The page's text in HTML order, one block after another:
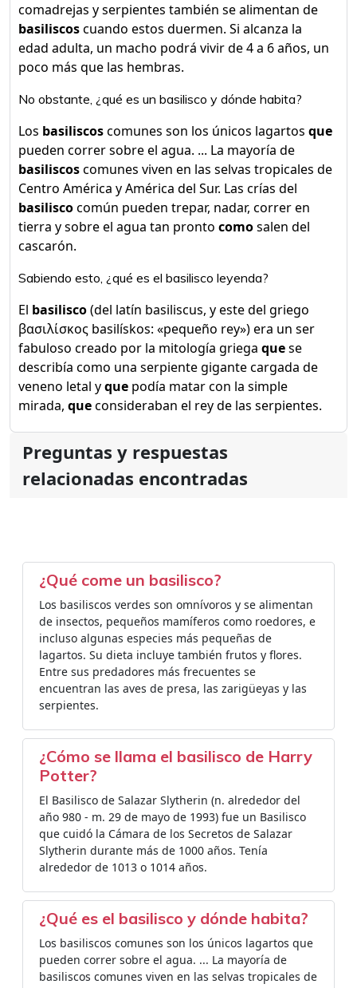
comadrejas y serpientes también se alimentan de
basiliscoscuando estos duermen. Si alcanza la
edad adulta, un macho podrá vivir de 4 a 6 años, un
poco más que las hembras.
No obstante, ¿qué es un basilisco y dónde habita?
Los basiliscoscomunes son los únicos lagartos que
pueden correr sobre el agua. ... La mayoría de
basiliscoscomunes viven en las selvas tropicales de
Centro América y América del Sur. Las crías del
basiliscocomún pueden trepar, nadar, correr en
tierra y sobre el agua tan pronto comosalen del
cascarón.
Sabiendo esto, ¿qué es el basilisco leyenda?
El basilisco​ (del latín basiliscus, y este del griego
βασιλίσκος basilískos: «pequeño rey») era un ser
fabuloso creado por la mitología griega quese
describía como una serpiente gigante cargada de
veneno letal yque podía matar con la simple
mirada, queconsideraban el rey de las serpientes.
Preguntas y respuestas
relacionadas encontradas
¿Qué come un basilisco?
Los basiliscos verdes son omnívoros y se alimentan
de insectos, pequeños mamíferos como roedores, e
incluso algunas especies más pequeñas de
lagartos. Su dieta incluye también frutos y flores.
Entre sus predadores más frecuentes se
encuentran las aves de presa, las zarigüeyas y las
serpientes.
¿Cómo se llama el basilisco de Harry
Potter?
El Basilisco de Salazar Slytherin (n. alrededor del
año 980 - m. 29 de mayo de 1993) fue un Basilisco
que cuidó la Cámara de los Secretos de Salazar
Slytherin durante más de 1000 años. Tenía
alrededor de 1013 o 1014 años.
¿Qué es el basilisco y dónde habita?
Los basiliscos comunes son los únicos lagartos que
pueden correr sobre el agua. ... La mayoría de
basiliscos comunes viven en las selvas tropicales de